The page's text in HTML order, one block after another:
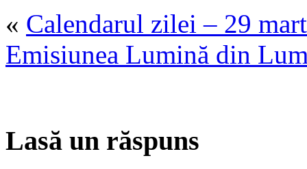
« Calendarul zilei – 29
Emisiunea Lumină din
Lasă un răspuns